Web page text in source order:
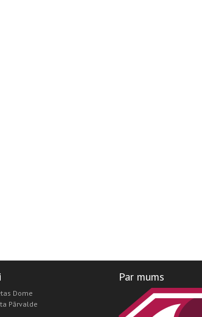
Dome
Pārvalde
Par mums